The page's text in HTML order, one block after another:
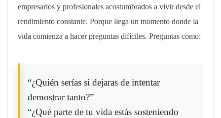
empresarios y profesionales acostumbrados a vivir desde el
rendimiento constante. Porque llega un momento donde la
vida comienza a hacer preguntas difíciles. Preguntas como:
“¿Quién serías si dejaras de intentar
demostrar tanto?”
“¿Qué parte de tu vida estás sosteniendo